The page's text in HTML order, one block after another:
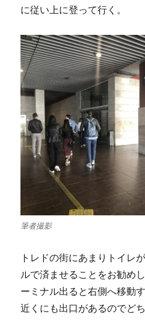
に従い上に登って行く。
筆者撮影
トレドの街にあまりトイレ
ルで済ませることをお勧め
ーミナル出ると右側へ移動
近くにも出口があるのでど